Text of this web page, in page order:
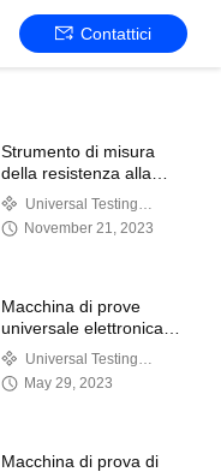
Contattici
Strumento di misura
della resistenza alla
trazione
dell'abbigliamento
Universal Testing
Machine 8
November 21, 2023
Macchina di prove
universale elettronica
20KNUniversal Testing
Machine 8
May 29, 2023
Macchina di prova di